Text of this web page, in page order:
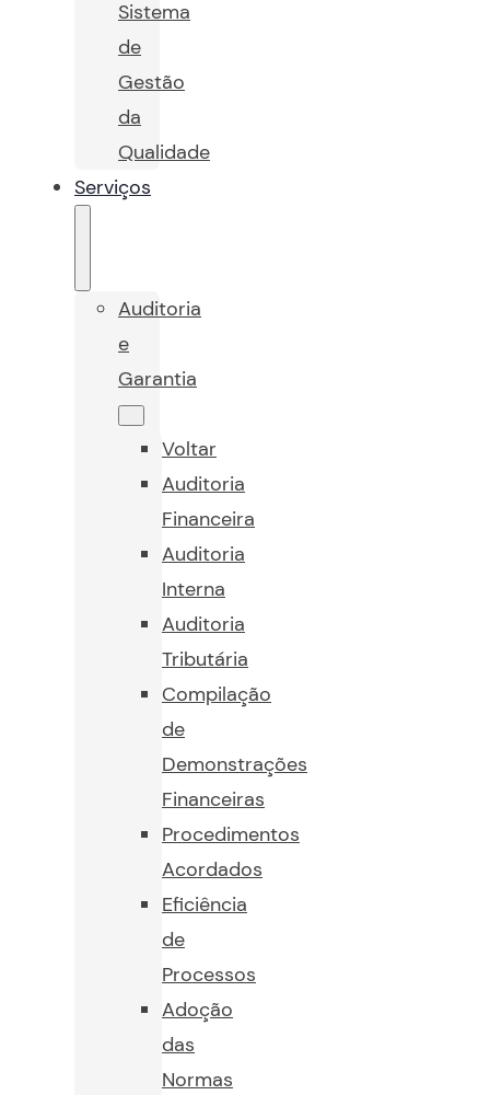
Sistema
de
Gestão
da
Qualidade
Serviços
Auditoria
e
Garantia
Voltar
Auditoria
Financeira
Auditoria
Interna
Auditoria
Tributária
Compilação
de
Demonstrações
Financeiras
Procedimentos
Acordados
Eficiência
de
Processos
Adoção
das
Normas